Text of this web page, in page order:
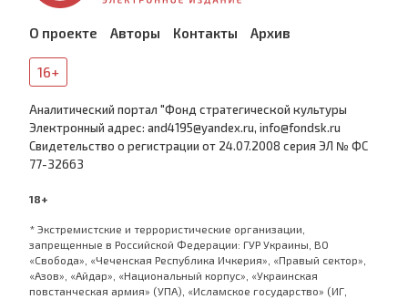
О проекте Авторы Контакты Архив
16+
Аналитический портал "Фонд стратегической культуры
Электронный адрес: and4195@yandex.ru, info@fondsk.ru
Cвидетельство о регистрации от 24.07.2008 серия ЭЛ № ФС
77-32663
18+
* Экстремистские и террористические организации,
запрещенные в Российской Федерации: ГУР Украины, ВО
«Свобода», «Чеченская Республика Ичкерия», «Правый сектор»,
«Азов», «Айдар», «Национальный корпус», «Украинская
повстанческая армия» (УПА), «Исламское государство» (ИГ,